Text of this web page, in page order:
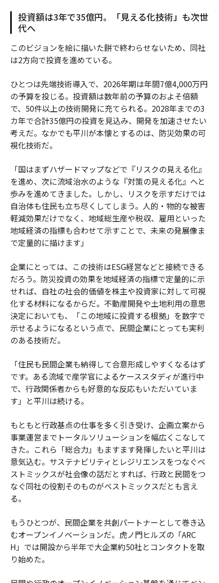
投資額は3年で35億円。「見える化技術」も次世
代へ
このビジョンを絵に描いた餅で終わらせないため、同社
は2方向で投資を進めている。
ひとつは先端技術導入で、2026年期は年間7億4,000万円
の予算を投じる。投資額は数年前の予算のおよそ倍額
で、50件以上の技術開発に充てられる。2028年までの3
カ年で合計35億円の投資を見込み、開発を加速させたい
考えだ。なかでも平川が本懐とするのは、防災効果の可
視化技術だ。
「国はまずハザードマップなどで『リスクの見える化』
を進め、次に流域治水のような『対策の見える化』へと
歩みを進めてきました。しかし、リスクを示すだけでは
自治体も住民も立ち尽くしてしまう。人的・物的な被害
軽減効果だけでなく、地域総生産や税収、雇用といった
地域経済の指標も合わせて示すことで、未来の発展像ま
で定量的に描けます」
企業にとっては、この技術はESG経営などと接続できる
だろう。防災投資の効果を地域経済の指標で定量的に示
せれば、自社の社会的価値を株主や投資家に対して可視
化する材料になるからだ。不動産開発や土地利用の意思
決定においても、「この地域に投資する根拠」を数字で
示せるようになるという点で、民間企業にとっても実利
のある技術だ。
「住民も民間企業も納得して合意形成しやすくなるはず
です。ある流域で産学官によるケーススタディが進行中
で、行政関係者からも好意的な反応もいただいていま
す」と平川は続ける。
もともと行政基点の仕事を多く引き受け、企画立案から
事業運営までトータルソリューションを幅広くこなして
きた。これら「総合力」もますます発揮したいと平川は
意気込む。サステナビリティとレジリエンスをつなぐベ
ストミックスが社会像の話だとすれば、行政と民間をつ
なぐ同社の役割そのものがベストミックスだとも言え
る。
もうひとつが、民間企業を共創パートナーとして巻き込
むオープンイノベーションだ。虎ノ門ヒルズの「ARC
H」では開設から半年で大企業約50社とコンタクトを取
り始めた。